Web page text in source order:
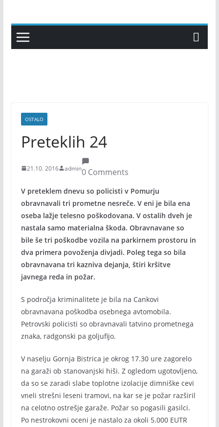
content
OSTALO
Preteklih 24
21.10. 2016 admin0 Comments
V preteklem dnevu so policisti v Pomurju
obravnavali tri prometne nesreče. V eni je bila ena
oseba lažje telesno poškodovana. V ostalih dveh je
nastala samo materialna škoda. Obravnavane so
bile še tri poškodbe vozila na parkirnem prostoru in
dva primera povoženja divjadi. Poleg tega so bila
obravnavana tri kazniva dejanja, štiri kršitve
javnega reda in požar.
S področja kriminalitete je bila na Cankovi
obravnavana poškodba osebnega avtomobila.
Petrovski policisti so obravnavali tatvino prometnega
znaka, radgonski pa goljufijo.
V naselju Gornja Bistrica je okrog 17.30 ure zagorelo
na garaži ob stanovanjski hiši. Z ogledom ugotovljeno,
da so se zaradi slabe toplotne izolacije dimniške cevi
vneli strešni leseni tramovi, na kar se je požar razširil
na celotno ostrešje garaže. Požar so pogasili gasilci.
Po nestrokovni oceni je nastalo za okoli 5.000 EUTR